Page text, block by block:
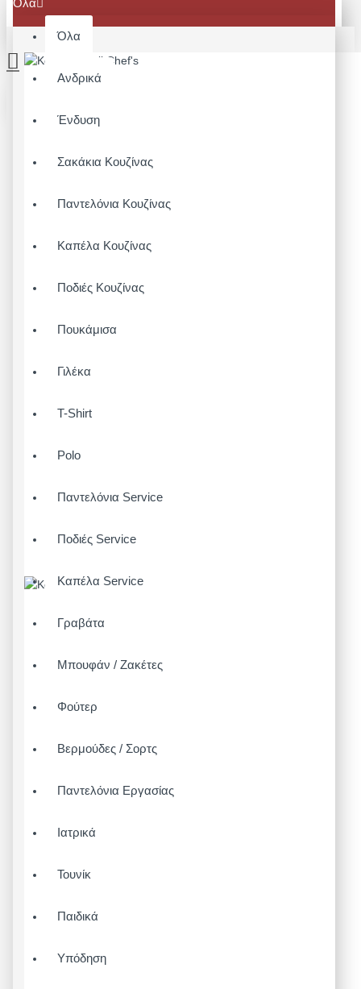
Όλα
Όλα
Ανδρικά
Ένδυση
Σακάκια Κουζίνας
Παντελόνια Κουζίνας
Καπέλα Κουζίνας
Ποδιές Κουζίνας
Πουκάμισα
Γιλέκα
T-Shirt
Polo
Παντελόνια Service
Ποδιές Service
Καπέλα Service
Γραβάτα
Μπουφάν / Ζακέτες
Φούτερ
Βερμούδες / Σορτς
Παντελόνια Εργασίας
Ιατρικά
Τουνίκ
Παιδικά
Υπόδηση